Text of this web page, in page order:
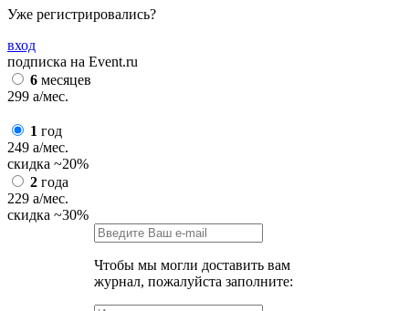
Уже регистрировались?
вход
подписка на Event.ru
6 месяцев
299 a/мес.
1 год
249 a/мес.
скидка ~20%
2 года
229 a/мес.
скидка ~30%
Чтобы мы могли доставить вам
журнал, пожалуйста заполните: